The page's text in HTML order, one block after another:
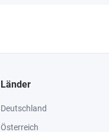
Länder
Deutschland
Österreich